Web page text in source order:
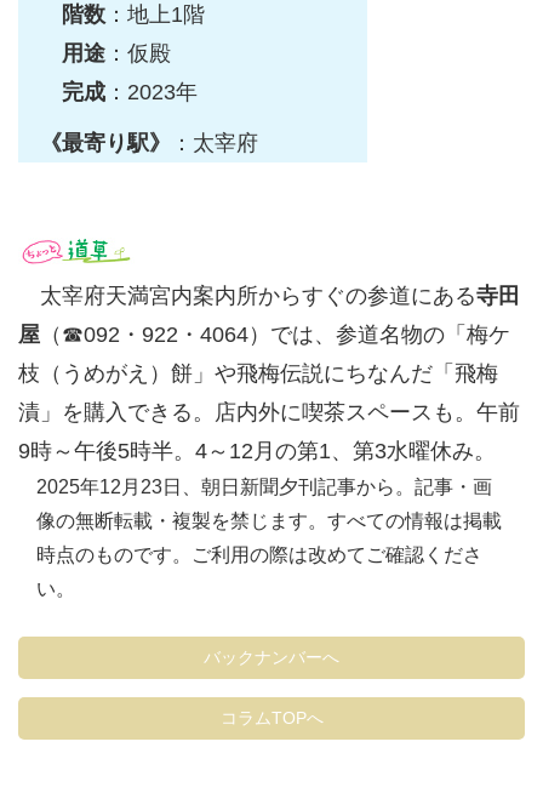
階数 ：地上1階
用途 ：仮殿
完成 ：2023年
《最寄り駅》 ：太宰府
太宰府天満宮内案内所からすぐの参道にある寺田
屋 （☎092・922・4064）では、参道名物の「梅ケ
枝（うめがえ）餅」や飛梅伝説にちなんだ「飛梅
漬」を購入できる。店内外に喫茶スペースも。午前
9時～午後5時半。4～12月の第1、第3水曜休み。
2025年12月23日、朝日新聞夕刊記事から。記事・画
像の無断転載・複製を禁じます。すべての情報は掲載
時点のものです。ご利用の際は改めてご確認くださ
い。
バックナンバーへ
コラムTOPへ